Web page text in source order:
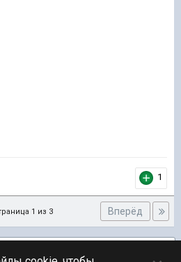
1
Вперёд
1 из 3